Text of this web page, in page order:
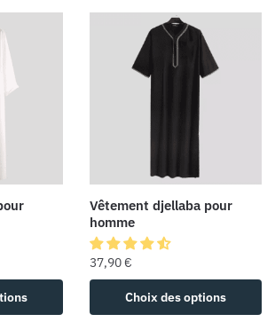
Vêtement djellaba pour
homme
37,90€
Choix des options